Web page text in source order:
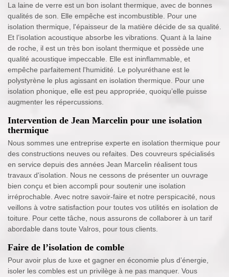
La laine de verre est un bon isolant thermique, avec de bonnes
qualités de son. Elle empêche est incombustible. Pour une
isolation thermique, l'épaisseur de la matière décide de sa qualité.
Et l’isolation acoustique absorbe les vibrations. Quant à la laine
de roche, il est un très bon isolant thermique et possède une
qualité acoustique impeccable. Elle est ininflammable, et
empêche parfaitement l'humidité. Le polyuréthane est le
polystyrène le plus agissant en isolation thermique. Pour une
isolation phonique, elle est peu appropriée, quoiqu’elle puisse
augmenter les répercussions.
Intervention de Jean Marcelin pour une isolation
thermique
Nous sommes une entreprise experte en isolation thermique pour
des constructions neuves ou refaites. Des couvreurs spécialisés
en service depuis des années Jean Marcelin réalisent tous
travaux d'isolation. Nous ne cessons de présenter un ouvrage
bien conçu et bien accompli pour soutenir une isolation
irréprochable. Avec notre savoir-faire et notre perspicacité, nous
veillons à votre satisfaction pour toutes vos utilités en isolation de
toiture. Pour cette tâche, nous assurons de collaborer à un tarif
abordable dans toute Valros, pour tous clients.
Faire de l’isolation de comble
Pour avoir plus de luxe et gagner en économie plus d’énergie,
isoler les combles est un privilège à ne pas manquer. Vous